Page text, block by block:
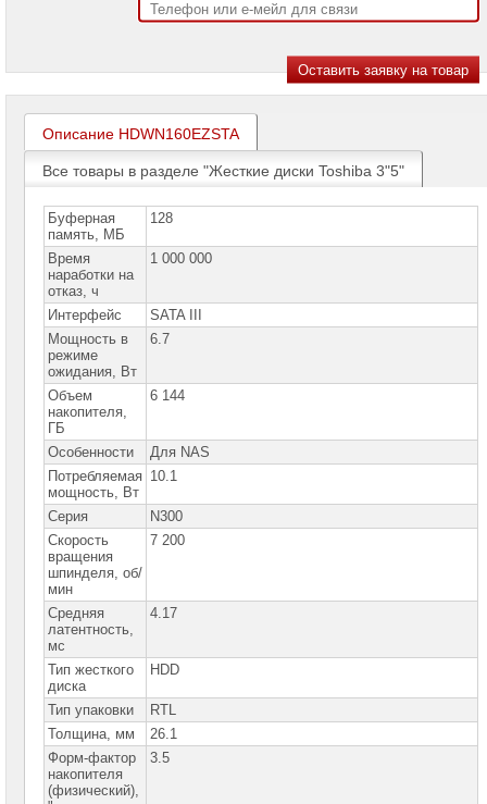
Принтеры
Серверы
Brand
Пассивное
сетевое
оборудование
Активное
сетевое
оборудование
СХД
системы
хранения
данных
Компоненты
компьютеров
Платформы
малого
размера
Материнские
платы
Процессоры
Intel
Процессоры
AMD
Модули
памяти
Описание HDWN160EZSTA
Все товары в разделе "Жесткие диски Toshiba 3"5"
Буферная
память, МБ
128
Время
наработки на
отказ, ч
1 000 000
Интерфейс
SATA III
Мощность в
режиме
ожидания, Вт
6.7
Объем
накопителя,
ГБ
6 144
Особенности
Для NAS
Потребляемая
мощность, Вт
10.1
Серия
N300
Скорость
вращения
шпинделя, об/
мин
7 200
Средняя
латентность,
мс
4.17
Тип жесткого
диска
HDD
Тип упаковки
RTL
Толщина, мм
26.1
Форм-фактор
накопителя
(физический),
3.5